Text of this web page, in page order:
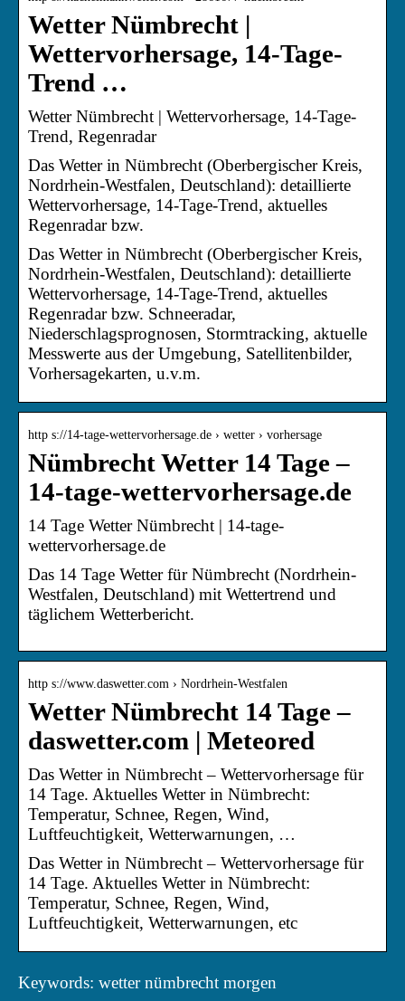
Wetter Nümbrecht |
Wettervorhersage, 14-Tage-
Trend …
Wetter Nümbrecht | Wettervorhersage, 14-Tage-
Trend, Regenradar
Das Wetter in Nümbrecht (Oberbergischer Kreis,
Nordrhein-Westfalen, Deutschland): detaillierte
Wettervorhersage, 14-Tage-Trend, aktuelles
Regenradar bzw.
Das Wetter in Nümbrecht (Oberbergischer Kreis,
Nordrhein-Westfalen, Deutschland): detaillierte
Wettervorhersage, 14-Tage-Trend, aktuelles
Regenradar bzw. Schneeradar,
Niederschlagsprognosen, Stormtracking, aktuelle
Messwerte aus der Umgebung, Satellitenbilder,
Vorhersagekarten, u.v.m.
http s://14-tage-wettervorhersage.de › wetter › vorhersage
Nümbrecht Wetter 14 Tage –
14-tage-wettervorhersage.de
14 Tage Wetter Nümbrecht | 14-tage-
wettervorhersage.de
Das 14 Tage Wetter für Nümbrecht (Nordrhein-
Westfalen, Deutschland) mit Wettertrend und
täglichem Wetterbericht.
http s://www.daswetter.com › Nordrhein-Westfalen
Wetter Nümbrecht 14 Tage –
daswetter.com | Meteored
Das Wetter in Nümbrecht – Wettervorhersage für
14 Tage. Aktuelles Wetter in Nümbrecht:
Temperatur, Schnee, Regen, Wind,
Luftfeuchtigkeit, Wetterwarnungen, …
Das Wetter in Nümbrecht – Wettervorhersage für
14 Tage. Aktuelles Wetter in Nümbrecht:
Temperatur, Schnee, Regen, Wind,
Luftfeuchtigkeit, Wetterwarnungen, etc
Keywords: wetter nümbrecht morgen